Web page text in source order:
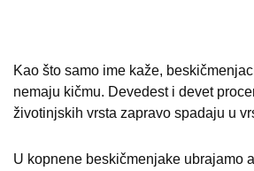
Kao što samo ime kaže,
nemaju kičmu. Devedest i devet
životinjskih vrsta zapravo spadaju u
U kopnene beskičmenjake ubrajamo